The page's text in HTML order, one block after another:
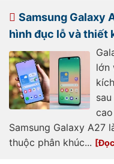
Samsung Galaxy
hình đục lỗ và thiết
lớn
Samsung Galaxy A27
thuộc phân khúc...